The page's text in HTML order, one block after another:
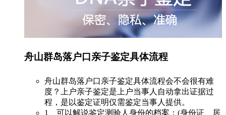
舟山群岛落户口亲子鉴定具体流程
舟山群岛落户口亲子鉴定具体流程会不会很有难
度？上户亲子鉴定是上户当事人自动拿出证据过
程，是以鉴定证明仅需鉴定当事人提供。
1、可以解说鉴定测验人身份的档案：(身份证、居